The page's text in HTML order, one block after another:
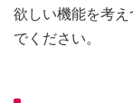
欲しい機能を考
でください。